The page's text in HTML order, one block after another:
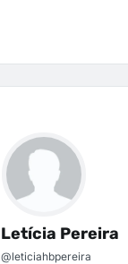
Letícia Pereira
@leticiahbpereira